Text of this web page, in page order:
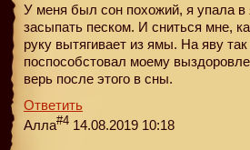
У меня был сон похожий, я упала в
засыпать песком. И сниться мне,
руку вытягивает из ямы. На яву
поспособстовал моему
верь после этого в сны.
Ответить
Алла#4 14.08.2019 10:18